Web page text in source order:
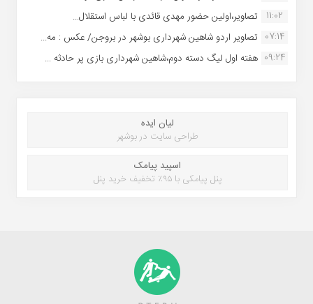
11:02
تصاویر،اولین حضور مهدی قائدی با لباس استقلال...
07:14 تصاویر اردو شاهین شهرداری بوشهر در بروجن/ عکس : مه...
09:24 هفته اول لیگ دسته دوم،شاهین شهرداری بازی پر حادثه ...
لیان ایده
طراحی سایت در بوشهر
اسپید پیامک
پنل پیامکی با ۹۵٪ تخفیف خرید پنل